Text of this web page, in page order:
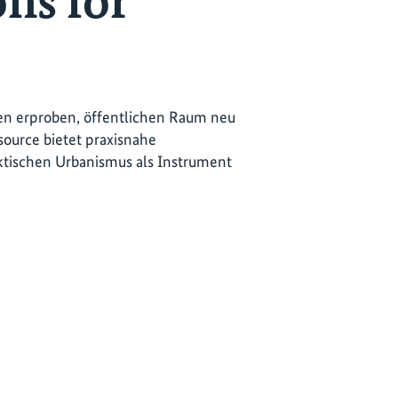
erproben, öffentlichen Raum neu
bietet praxisnahe
Urbanismus als Instrument